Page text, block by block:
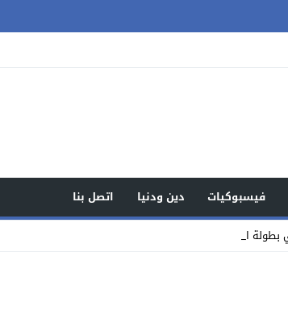
فيسبوكيات دين ودنيا
اتصل بنا